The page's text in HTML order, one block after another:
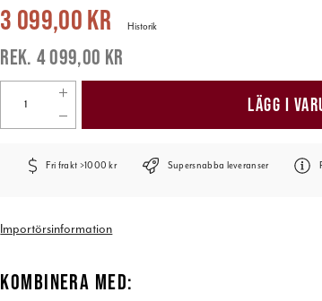
Nuvarande pris: 3 099,00 kr
3 099,00 kr
4 099,00 kr
Historik
LÄGG I
Fri frakt >1000 kr Supersnabba leveranser
Importörsinformation
KOMBINERA MED: